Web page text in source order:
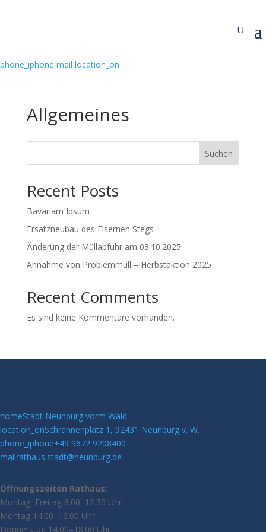
phone_iphone mail location_on
Allgemeines
Suchen
Recent Posts
Bavariam Ipsum
Ersatzneubau des Eisernen Stegs
Änderung der Müllabfuhr am 03.10.2025
Annahme von Problemmüll – Herbstaktion 2025
Recent Comments
Es sind keine Kommentare vorhanden.
homeStadt Neunburg vorm Wald
location_onSchrannenplatz 1, 92431 Neunburg v. W.
phone_iphone+49 9672 9208400
mailrathaus.stadt@neunburg.de
Öffnungszeiten Rathaus:
Montag–Freitag 8.00–12.30 Uhr
Montag 14.00–16.00 Uhr
Donnerstag 14.00–18.00 Uhr